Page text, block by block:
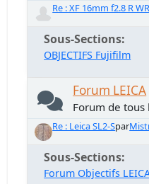
Re : XF 16mm f2.8 R WR
Sous-Sections
OBJECTIFS Fujifilm
Forum LEICA
Forum de tous
Re : Leica SL2-Spar
Sous-Sections
Forum Objectifs